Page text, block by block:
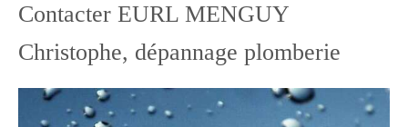
Contacter EURL MENGUY
Christophe, dépannage plomberie